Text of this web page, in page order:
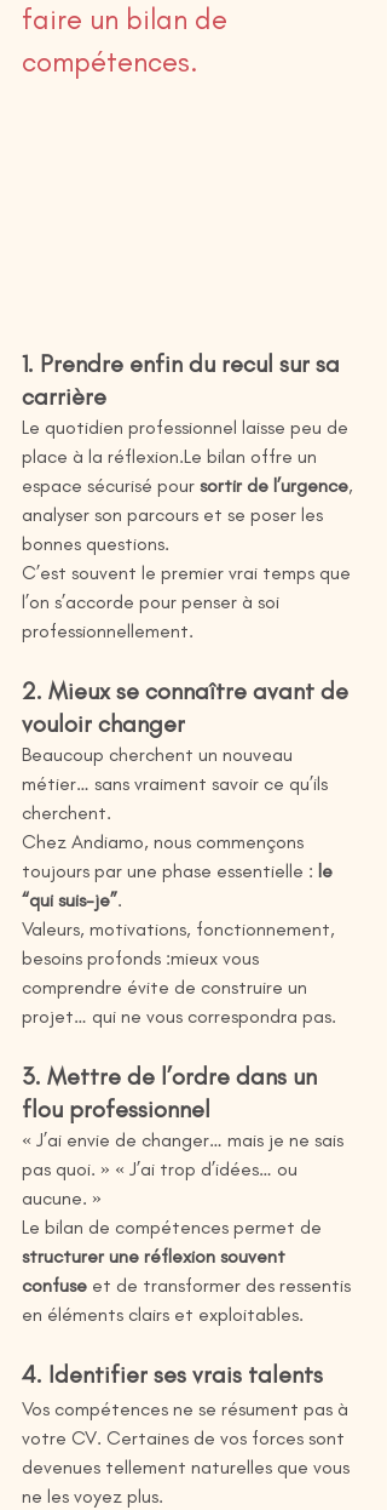
faire un bilan de
compétences.
1. Prendre enfin du recul sur sa
carrière
Le quotidien professionnel laisse peu de
place à la réflexion.Le bilan offre un
espace sécurisé pour sortir de l’urgence,
analyser son parcours et se poser les
bonnes questions.
C’est souvent le premier vrai temps que
l’on s’accorde pour penser à soi
professionnellement.
2. Mieux se connaître avant de
vouloir changer
Beaucoup cherchent un nouveau
métier… sans vraiment savoir ce qu’ils
cherchent.
Chez Andiamo, nous commençons
toujours par une phase essentielle : le
“qui suis-je”.
Valeurs, motivations, fonctionnement,
besoins profonds :mieux vous
comprendre évite de construire un
projet… qui ne vous correspondra pas.
3. Mettre de l’ordre dans un
flou professionnel
« J’ai envie de changer… mais je ne sais
pas quoi. » « J’ai trop d’idées… ou
aucune. »
Le bilan de compétences permet de
structurer une réflexion souvent
confuse et de transformer des ressentis
en éléments clairs et exploitables.
4. Identifier ses vrais talents
Vos compétences ne se résument pas à
votre CV. Certaines de vos forces sont
devenues tellement naturelles que vous
ne les voyez plus.